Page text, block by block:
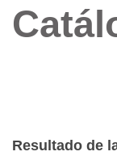
Resultado de